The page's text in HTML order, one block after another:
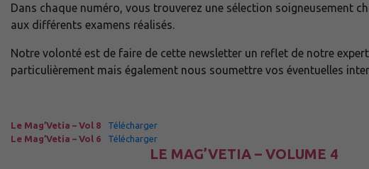
Dans chaque numéro, vous trouverez une sélection soigneusement
aux différents examens réalisés.
Notre volonté est de faire de cette newsletter un reflet de notre
particulièrement mais également nous soumettre vos éventuelles
Le Mag’Vetia – Vol 8 Télécharger
Le Mag’Vetia – Vol 6
Télécharger
LE MAG’VETIA – VOLUME 4